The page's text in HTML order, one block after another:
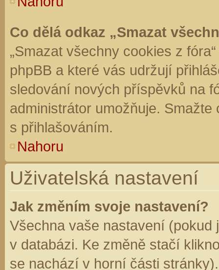
Co dělá odkaz „Smazat
„Smazat všechny cookies z
phpBB a které vás udržují
sledování nových příspěvků na
administrátor umožňuje.
s přihlašováním.
Nahoru
Uživatelská nastavení
Jak změním svoje nastavení?
Všechna vaše nastavení (pokud
v databázi. Ke změně stačí
se nachází v horní části